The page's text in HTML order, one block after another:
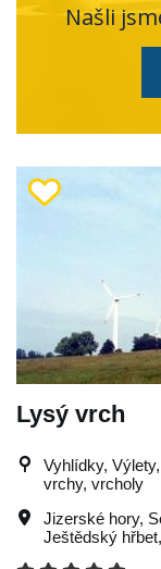
Našli
Lysý vrch
Vyhlídky,
vrchy, vrcholy
Jizerské hory,
Ještědský hřbet,